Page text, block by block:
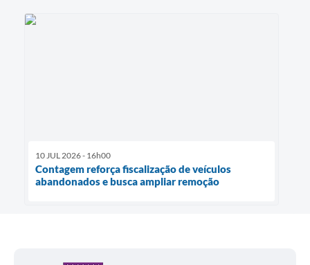
10 JUL 2026 - 16h00
Contagem reforça fiscalização de veículos
abandonados e busca ampliar remoção